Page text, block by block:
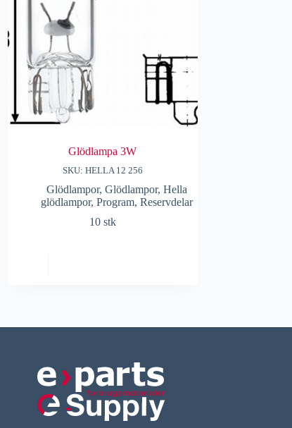
Glödlampa 3W
SKU: HELLA 12 256
Glödlampor, Glödlampor, Hella
glödlampor, Program, Reservdelar
10 stk